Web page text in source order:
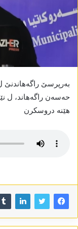
بەرپرسێ راگەھاندنێ
ھێنە دروسکرن